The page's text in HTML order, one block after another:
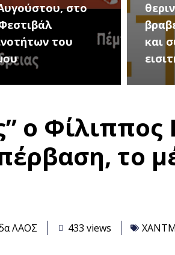
σινεμά, με 7
ταινίες
συμβολικό
2 ευρώ
για
ο
το
ΛΑΟΣ 433 views